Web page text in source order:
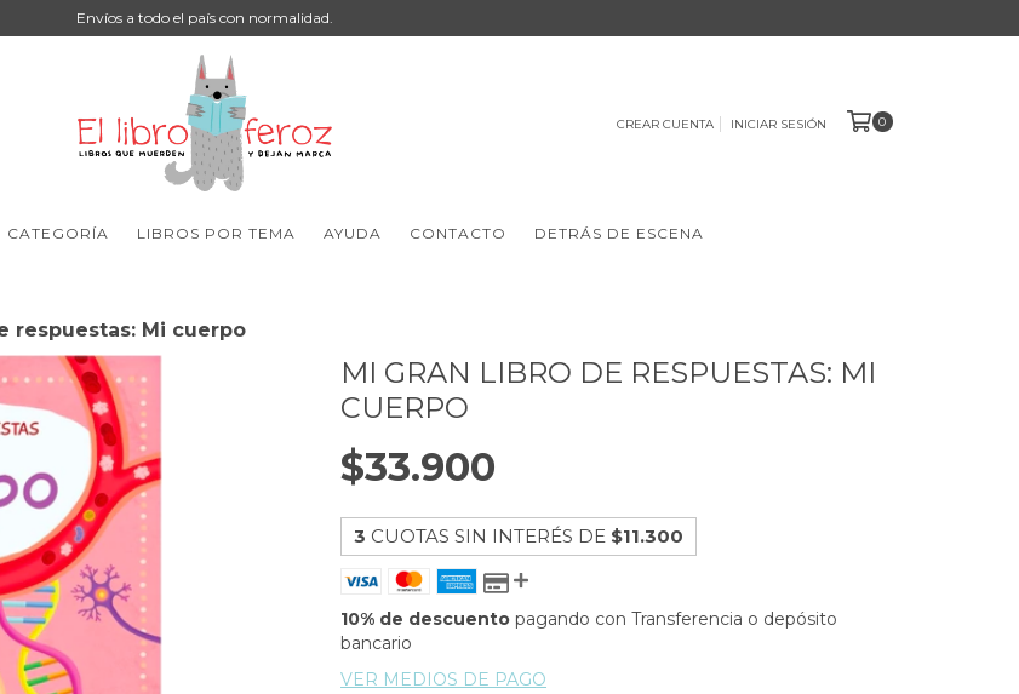
Envíos a todo el país con normalidad.
CREAR CUENTA INICIAR SESIÓN 0
CATEGORÍA LIBROS POR TEMA AYUDA CONTACTO DETRÁS DE ESCENA
respuestas: Mi cuerpo
MI GRAN LIBRO DE RESPUESTAS: MI
CUERPO
$33.900
3 CUOTAS SIN INTERÉS DE $11.300
10% de descuento pagando con Transferencia o depósito
bancario
VER MEDIOS DE PAGO